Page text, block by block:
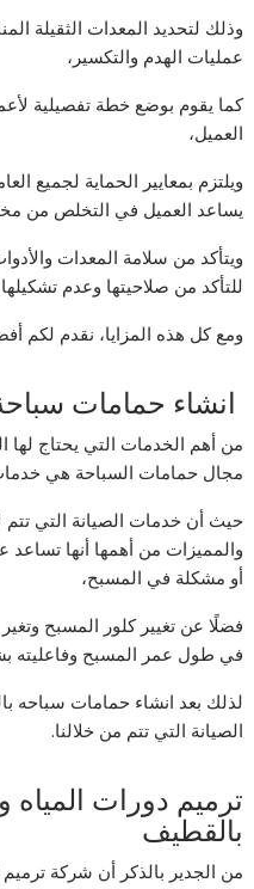
وذلك لتحديد المعدات الثقيلة
عمليات الهدم والتكسير،
كما يقوم بوضع خطة تفصيلية
العميل،
ويلتزم بمعايير الحماية لجميع
يساعد العميل في التخلص من
ويتأكد من سلامة المعدات
للتأكد من صلاحيتها وعدم
ومع كل هذه المزايا، نقدم لكم
انشاء حمامات
من أهم الخدمات التي يحتاج
مجال حمامات السباحة هي
حيث أن خدمات الصيانة التي تتم
والمميزات من أهمها أنها
أو مشكلة في المسبح،
فضلًا عن تغيير كلور المسبح
في طول عمر المسبح وفاعليته
لذلك بعد انشاء حمامات سباحه
الصيانة التي تتم من خلالنا.
ترميم دورات
بالقطيف
من الجدير بالذكر أن شركة ترميم